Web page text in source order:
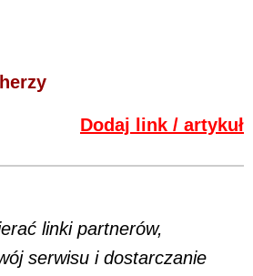
Dodaj link / artykuł
linki partnerów,
serwisu i dostarczanie